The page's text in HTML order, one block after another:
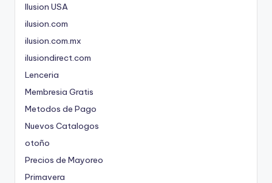
Ilusion USA
ilusion.com
ilusion.com.mx
ilusiondirect.com
Lenceria
Membresia Gratis
Metodos de Pago
Nuevos Catalogos
otoño
Precios de Mayoreo
Primavera